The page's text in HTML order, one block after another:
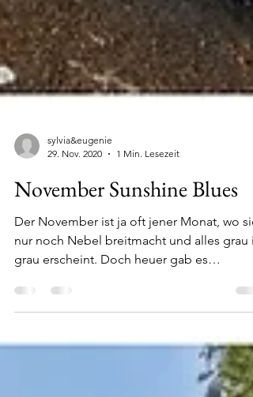
29. Nov. 2020
1 Min. Lesezeit
November Sunshine Blues
Der November ist ja oft jener Monat, wo
grau erscheint. Doch heuer gab es
tatsächlich...